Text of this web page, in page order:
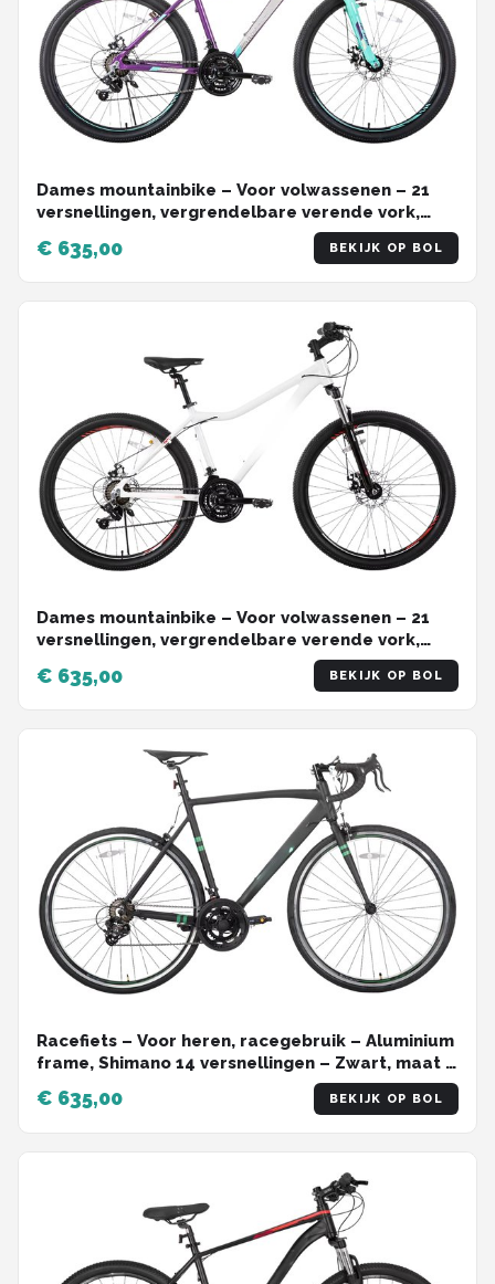
Dames mountainbike – Voor volwassenen – 21
versnellingen, vergrendelbare verende vork,
dubbele schijfremmen, aluminium frame – Paars,
51/66/69 cm
€ 635,00 BEKIJK OP BOL
Dames mountainbike – Voor volwassenen – 21
versnellingen, vergrendelbare verende vork,
dubbele schijfremmen, aluminium frame – Wit,
51/66/69 cm
€ 635,00 BEKIJK OP BOL
Racefiets – Voor heren, racegebruik – Aluminium
frame, Shimano 14 versnellingen – Zwart, maat S
€ 635,00 BEKIJK OP BOL